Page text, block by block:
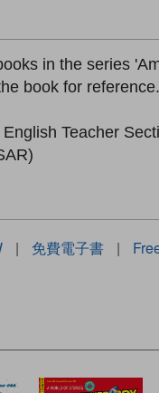
in the series
book for reference.
Teacher
| 免費電子書 |